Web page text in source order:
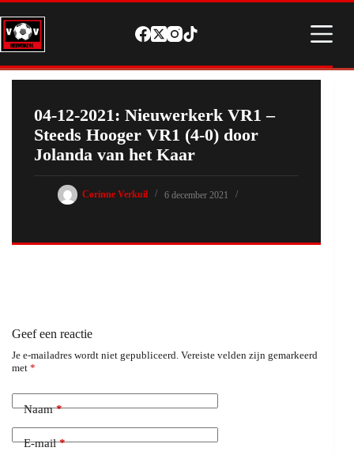
Ga
naar
de
inhoud
04-12-2021: Nieuwerkerk VR1 –
Steeds Hooger VR1 (4-0) door
Jolanda van het Kaar
Corinne Verkuil
6 december 2021
Geef een reactie
Je e-mailadres wordt niet gepubliceerd. Vereiste velden zijn gemarkeerd
met *
Naam*
E-mail*